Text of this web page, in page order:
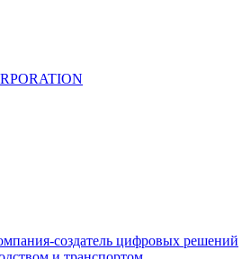
создатель цифровых решений